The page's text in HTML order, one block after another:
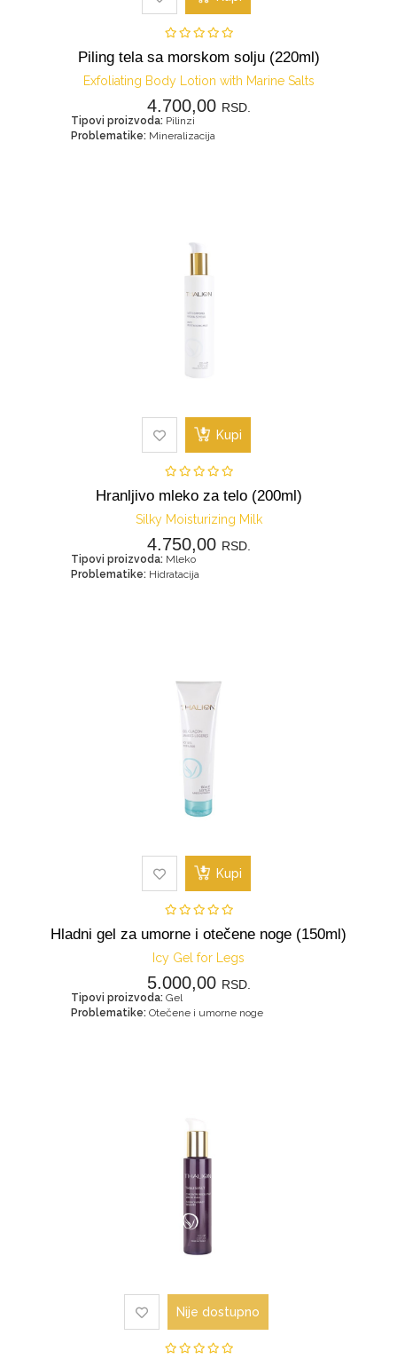
Piling tela sa morskom solju (220ml)
Exfoliating Body Lotion with Marine Salts
4.700,00 RSD.
Tipovi proizvoda: Pilinzi
Problematike: Mineralizacija
Kupi
Hranljivo mleko za telo (200ml)
Silky Moisturizing Milk
4.750,00 RSD.
Tipovi proizvoda: Mleko
Problematike: Hidratacija
Kupi
Hladni gel za umorne i otečene noge (150ml)
Icy Gel for Legs
5.000,00 RSD.
Tipovi proizvoda: Gel
Problematike: Otečene i umorne noge
Nije dostupno